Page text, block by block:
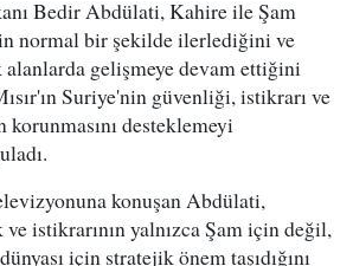
Bedir Abdülati, Kahire ile Şam
normal bir şekilde ilerlediğini ve
gelişmeye devam ettiğini
Suriye'nin güvenliği, istikrarı ve
korunmasını desteklemeyi
konuşan Abdülati,
istikrarının yalnızca Şam için değil,
için stratejik önem taşıdığını